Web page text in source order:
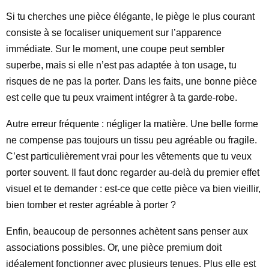
Si tu cherches une pièce élégante, le piège le plus courant
consiste à se focaliser uniquement sur l’apparence
immédiate. Sur le moment, une coupe peut sembler
superbe, mais si elle n’est pas adaptée à ton usage, tu
risques de ne pas la porter. Dans les faits, une bonne pièce
est celle que tu peux vraiment intégrer à ta garde-robe.
Autre erreur fréquente : négliger la matière. Une belle forme
ne compense pas toujours un tissu peu agréable ou fragile.
C’est particulièrement vrai pour les vêtements que tu veux
porter souvent. Il faut donc regarder au-delà du premier effet
visuel et te demander : est-ce que cette pièce va bien vieillir,
bien tomber et rester agréable à porter ?
Enfin, beaucoup de personnes achètent sans penser aux
associations possibles. Or, une pièce premium doit
idéalement fonctionner avec plusieurs tenues. Plus elle est